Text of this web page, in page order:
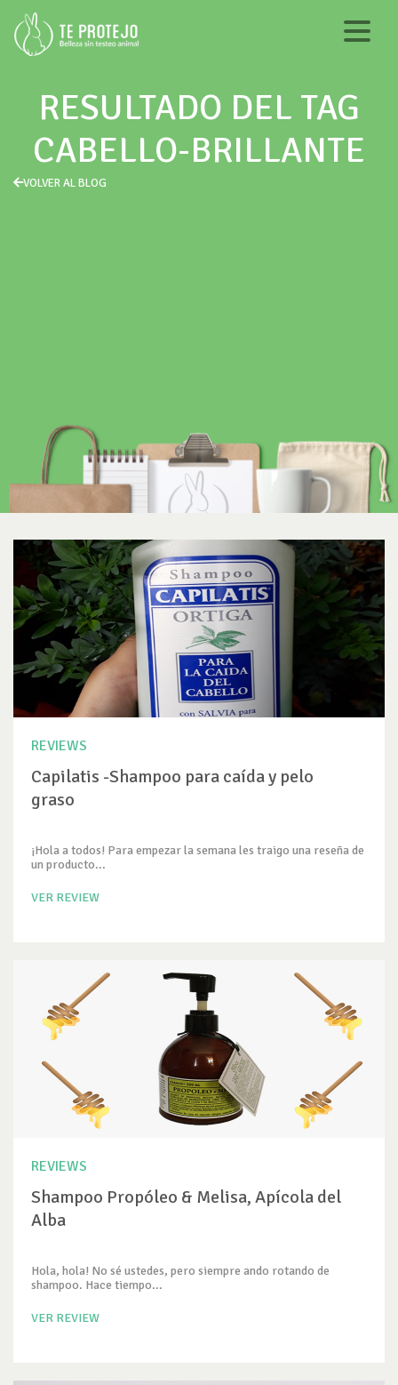
RESULTADO DEL TAG
CABELLO-BRILLANTE
VOLVER AL BLOG
REVIEWS
Capilatis -Shampoo para caída y pelo
graso
¡Hola a todos! Para empezar la semana les traigo una reseña de
un producto...
VER REVIEW
REVIEWS
Shampoo Propóleo & Melisa, Apícola del
Alba
Hola, hola! No sé ustedes, pero siempre ando rotando de
shampoo. Hace tiempo...
VER REVIEW